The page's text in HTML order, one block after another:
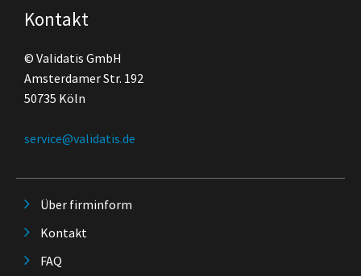
Kontakt
© Validatis GmbH
Amsterdamer Str. 192
50735 Köln
service@validatis.de
Über firminform
Kontakt
FAQ